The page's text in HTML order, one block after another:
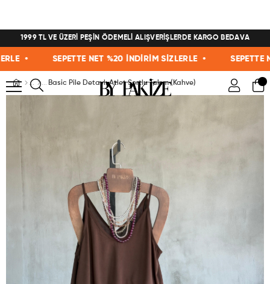
1999 TL VE ÜZERİ PEŞİN ÖDEMELİ ALIŞVERİŞLERDE KARGO BEDAVA
• SEPETTE NET %20 İNDİRİM SİZLERLE • SEPETTE
Basic Pile Detaylı Atlet Şortlu Takım (Kahve)